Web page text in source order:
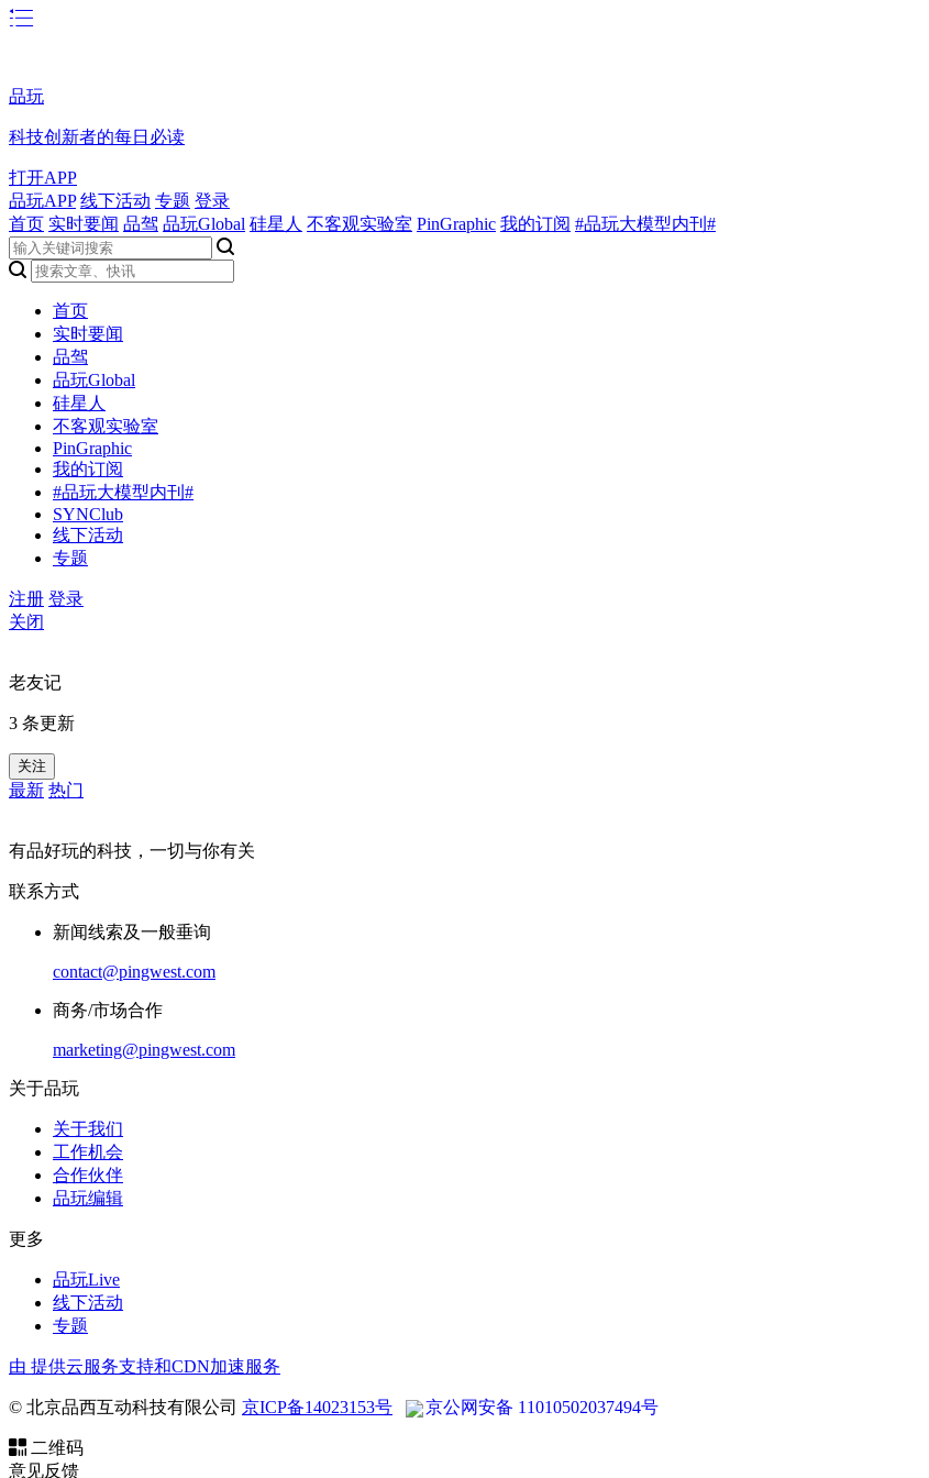
品玩
科技创新者的每日必读
打开APP
品玩APP 线下活动 专题 登录
首页 实时要闻 品驾 品玩Global 硅星人 不客观实验室 PinGraphic 我的订阅 #品玩大模型内刊#
首页
实时要闻
品驾
品玩Global
硅星人
不客观实验室
PinGraphic
我的订阅
#品玩大模型内刊#
SYNClub
线下活动
专题
注册 登录
关闭
老友记
3 条更新
关注
最新 热门
有品好玩的科技，一切与你有关
联系方式
新闻线索及一般垂询
contact@pingwest.com
商务/市场合作
marketing@pingwest.com
关于品玩
关于我们
工作机会
合作伙伴
品玩编辑
更多
品玩Live
线下活动
专题
由 提供云服务支持和CDN加速服务
© 北京品西互动科技有限公司 京ICP备14023153号 京公网安备 11010502037494号
二维码
意见反馈